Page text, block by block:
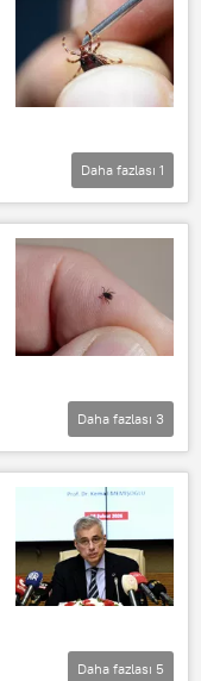
Daha fazlası 1
Daha fazlası 3
Daha fazlası 5